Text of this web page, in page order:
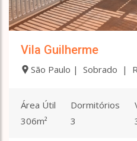
Vila Guilherme
São Paulo | Sobrado |
Área Útil
306m²
Dormitórios
3